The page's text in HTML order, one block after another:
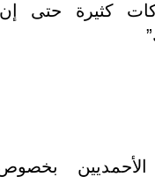
كثيرة حتى
الأحمديين